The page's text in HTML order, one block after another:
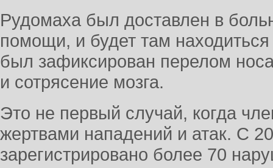
Рудомаха был доставлен в
помощи, и будет там
был зафиксирован перелом
и сотрясение мозга.
Это не первый случай, когда
жертвами нападений и атак. С
зарегистрировано более 70